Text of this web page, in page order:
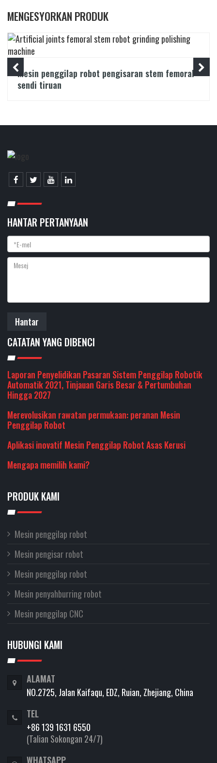
MENGESYORKAN PRODUK
Mesin penggilap robot pengisaran stem femoral
sendi tiruan
HANTAR PERTANYAAN
Hantar
CATATAN YANG DIBENCI
Laporan Penyelidikan Pasaran Sistem Penggilap Robotik
Automatik 2021, Tinjauan Garis Besar & Pertumbuhan
Hingga 2027
Merevolusikan rawatan permukaan: peranan Mesin
Penggilap Robot
Aplikasi inovatif Mesin Penggilap Robot Asas Kerusi
Mengapa memilih kami?
PRODUK KAMI
Mesin penggilap robot
Mesin pengisar robot
Mesin penggilap robot
Mesin penyahburring robot
Mesin penggilap CNC
HUBUNGI KAMI
ALAMAT
NO.2725, Jalan Kaifaqu, EDZ, Ruian, Zhejiang, China
TEL
+86 139 1631 6550
(Talian Sokongan 24/7)
WHATSAPP